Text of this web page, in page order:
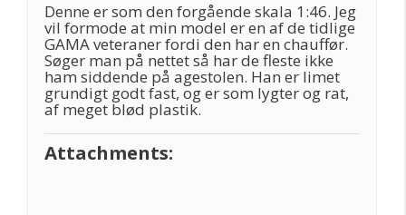
Denne er som den forgående skala 1:46. Jeg
vil formode at min model er en af de tidlige
GAMA veteraner fordi den har en chauffør.
Søger man på nettet så har de fleste ikke
ham siddende på agestolen. Han er limet
grundigt godt fast, og er som lygter og rat,
af meget blød plastik.
Attachments: